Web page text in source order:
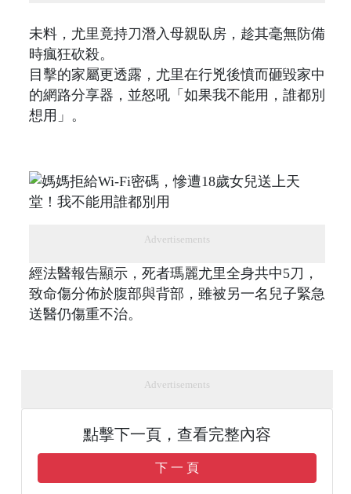
未料，尤里竟持刀潛入母親臥房，趁其毫無防備
時瘋狂砍殺。
目擊的家屬更透露，尤里在行兇後憤而砸毀家中
的網路分享器，並怒吼「如果我不能用，誰都別
想用」。
Advertisements
經法醫報告顯示，死者瑪麗尤里全身共中5刀，
致命傷分佈於腹部與背部，雖被另一名兒子緊急
送醫仍傷重不治。
Advertisements
點擊下一頁，查看完整內容
下 一 頁